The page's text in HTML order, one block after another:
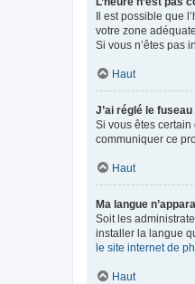
Il est possible que
votre zone
Si vous n’êtes pas
Haut
J’ai réglé le
Si vous êtes certain
communiquer ce
Haut
Ma langue
Soit les
installer la langue
le site internet de
Haut